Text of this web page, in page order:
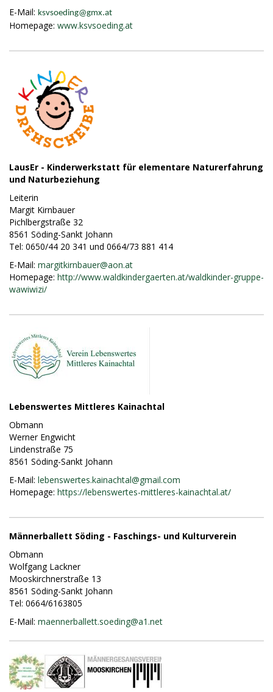
E-Mail: ksvsoeding@gmx.at
Homepage: www.ksvsoeding.at
LausEr - Kinderwerkstatt für elementare Naturerfahrung
und Naturbeziehung
Leiterin
Margit Kirnbauer
Pichlbergstraße 32
8561 Söding-Sankt Johann
Tel: 0650/44 20 341 und 0664/73 881 414
E-Mail: margitkirnbauer@aon.at
Homepage: http://www.waldkindergaerten.at/waldkinder-gruppe-
wawiwizi/
Lebenswertes Mittleres Kainachtal
Obmann
Werner Engwicht
Lindenstraße 75
8561 Söding-Sankt Johann
E-Mail: lebenswertes.kainachtal@gmail.com
Homepage: https://lebenswertes-mittleres-kainachtal.at/
Männerballett Söding - Faschings- und Kulturverein
Obmann
Wolfgang Lackner
Mooskirchnerstraße 13
8561 Söding-Sankt Johann
Tel: 0664/6163805
E-Mail: maennerballett.soeding@a1.net